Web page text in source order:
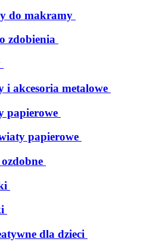
do makramy
zdobienia
i akcesoria metalowe
papierowe
papierowe
dla dzieci